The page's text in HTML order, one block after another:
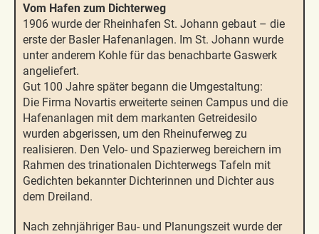
Vom Hafen zum Dichterweg
1906 wurde der Rheinhafen St. Johann gebaut – die
erste der Basler Hafenanlagen. Im St. Johann wurde
unter anderem Kohle für das benachbarte Gaswerk
angeliefert.
Gut 100 Jahre später begann die Umgestaltung:
Die Firma Novartis erweiterte seinen Campus und die
Hafenanlagen mit dem markanten Getreidesilo
wurden abgerissen, um den Rheinuferweg zu
realisieren. Den Velo- und Spazierweg bereichern im
Rahmen des trinationalen Dichterwegs Tafeln mit
Gedichten bekannter Dichterinnen und Dichter aus
dem Dreiland.
Nach zehnjähriger Bau- und Planungszeit wurde der